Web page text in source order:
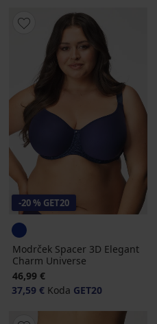
-20 % GET20
Modrček Spacer 3D Elegant
Charm Universe
46,99 €
37,59 € Koda GET20